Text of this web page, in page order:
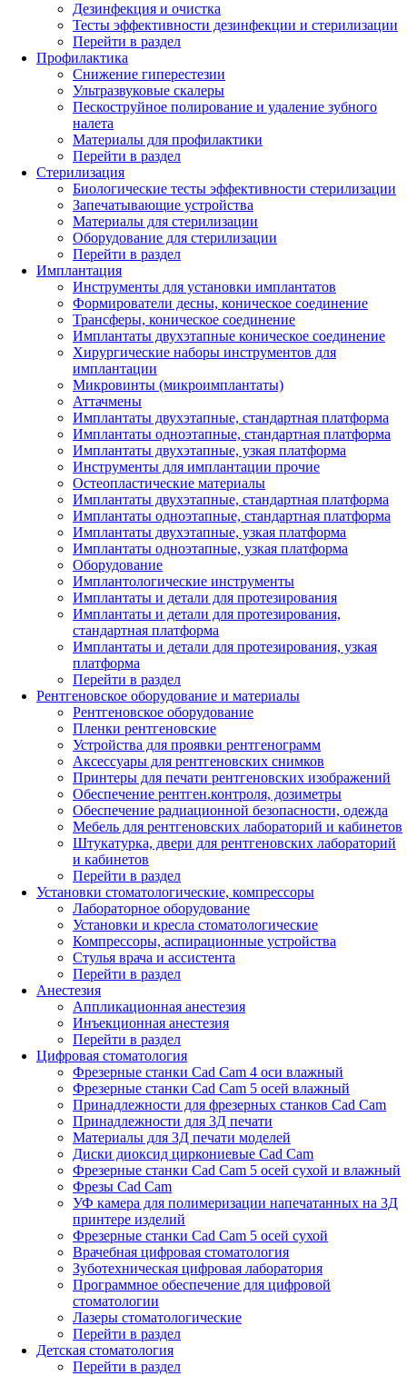
Дезинфекция и очистка
Тесты эффективности дезинфекции и стерилизации
Перейти в раздел
Профилактика
Снижение гиперестезии
Ультразвуковые скалеры
Пескоструйное полирование и удаление зубного
налета
Материалы для профилактики
Перейти в раздел
Стерилизация
Биологические тесты эффективности стерилизации
Запечатывающие устройства
Материалы для стерилизации
Оборудование для стерилизации
Перейти в раздел
Имплантация
Инструменты для установки имплантатов
Формирователи десны, коническое соединение
Трансферы, коническое соединение
Имплантаты двухэтапные коническое соединение
Хирургические наборы инструментов для
имплантации
Микровинты (микроимплантаты)
Аттачмены
Имплантаты двухэтапные, стандартная платформа
Имплантаты одноэтапные, стандартная платформа
Имплантаты двухэтапные, узкая платформа
Инструменты для имплантации прочие
Остеопластические материалы
Имплантаты двухэтапные, стандартная платформа
Имплантаты одноэтапные, стандартная платформа
Имплантаты двухэтапные, узкая платформа
Имплантаты одноэтапные, узкая платформа
Оборудование
Имплантологические инструменты
Имплантаты и детали для протезирования
Имплантаты и детали для протезирования,
стандартная платформа
Имплантаты и детали для протезирования, узкая
платформа
Перейти в раздел
Рентгеновское оборудование и материалы
Рентгеновское оборудование
Пленки рентгеновские
Устройства для проявки рентгенограмм
Аксессуары для рентгеновских снимков
Принтеры для печати рентгеновских изображений
Обеспечение рентген.контроля, дозиметры
Обеспечение радиационной безопасности, одежда
Мебель для рентгеновских лабораторий и кабинетов
Штукатурка, двери для рентгеновских лабораторий
и кабинетов
Перейти в раздел
Установки стоматологические, компрессоры
Лабораторное оборудование
Установки и кресла стоматологические
Компрессоры, аспирационные устройства
Стулья врача и ассистента
Перейти в раздел
Анестезия
Аппликационная анестезия
Инъекционная анестезия
Перейти в раздел
Цифровая стоматология
Фрезерные станки Cad Cam 4 оси влажный
Фрезерные станки Cad Cam 5 осей влажный
Принадлежности для фрезерных станков Cad Cam
Принадлежности для 3Д печати
Материалы для 3Д печати моделей
Диски диоксид циркониевые Cad Cam
Фрезерные станки Cad Cam 5 осей сухой и влажный
Фрезы Cad Cam
УФ камера для полимеризации напечатанных на 3Д
принтере изделий
Фрезерные станки Cad Cam 5 осей сухой
Врачебная цифровая стоматология
Зуботехническая цифровая лаборатория
Программное обеспечение для цифровой
стоматологии
Лазеры стоматологические
Перейти в раздел
Детская стоматология
Перейти в раздел